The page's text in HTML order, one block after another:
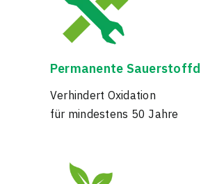
Permanente
Verhindert Oxidation
für mindestens 50 Jahre